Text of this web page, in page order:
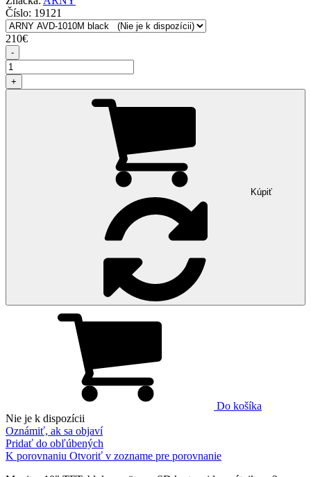
Číslo: 19121
210€
-
+
Kúpiť
Do košíka
Nie je k dispozícii
Oznámiť, ak sa objaví
Pridať do obľúbených
K porovnaniu Otvoriť v zozname pre porovnanie